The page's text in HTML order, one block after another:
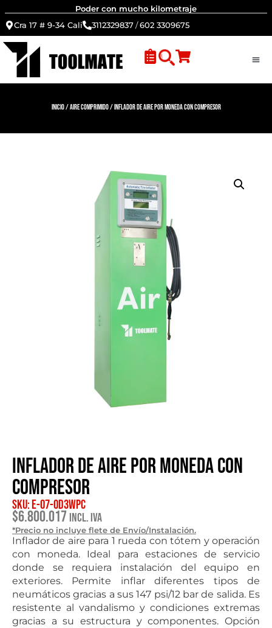
Poder con mucho kilometraje
Cra 17 # 9-34 Cali
3112329837/602 3309675
Inicio/Aire Comprimido/ Inflador de aire por moneda con compresor
Inflador de aire por moneda con
compresor
SKU: E-07-OD3WPC
$6.800.017 Incl. IVA
*Precio no incluye flete de Envío/Instalación.
Inflador de aire para 1 rueda con tótem y operación
con moneda. Ideal para estaciones de servicio
donde se requiera instalación del equipo en
exteriores. Permite inflar diferentes tipos de
neumáticos gracias a sus 147 psi/12 bar de salida. Es
resistente al vandalismo y condiciones extremas
gracias a su estructura y componentes. Opción